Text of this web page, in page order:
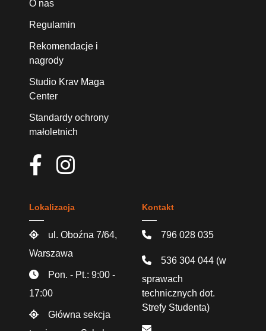
O nas
Regulamin
Rekomendacje i
nagrody
Studio Krav Maga
Center
Standardy ochrony
małoletnich
Lokalizacja
ul. Oboźna 7/64,
Warszawa
Pon. - Pt.: 9:00 -
17:00
Główna sekcja
Kontakt
796 028 035
536 304 044 (w
sprawach
technicznych dot.
Strefy Studenta)